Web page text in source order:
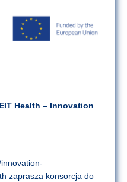
Health – Innovation
zaprasza konsorcja do